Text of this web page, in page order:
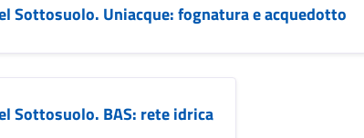
Sottosuolo. Uniacque: fognatura e acquedotto
Sottosuolo. BAS: rete idrica